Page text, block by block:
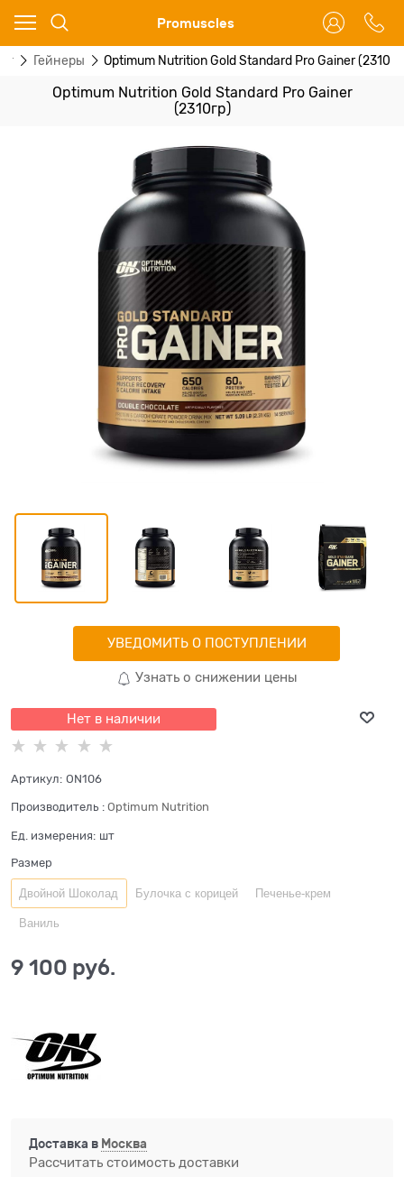
Promuscles
Гейнеры Optimum Nutrition Gold Standard Pro Gainer
Optimum Nutrition Gold Standard Pro Gainer
(2310гр)
УВЕДОМИТЬ О ПОСТУПЛЕНИИ
Узнать о снижении цены
Нет в наличии
Артикул: ON106
Производитель : Optimum Nutrition
Ед. измерения: шт
Размер
Двойной Шоколад Булочка с корицей Печенье-крем
Ваниль
9 100 руб.
Доставка в Москва
Рассчитать стоимость доставки
Ваш город - Москва,
угадали?
ДА НЕТ